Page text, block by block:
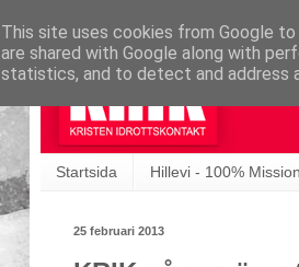
Startsida Hillevi - 100%
25 februari 2013
This site uses cookies from Google
are shared with Google along with
statistics, and to detect and address